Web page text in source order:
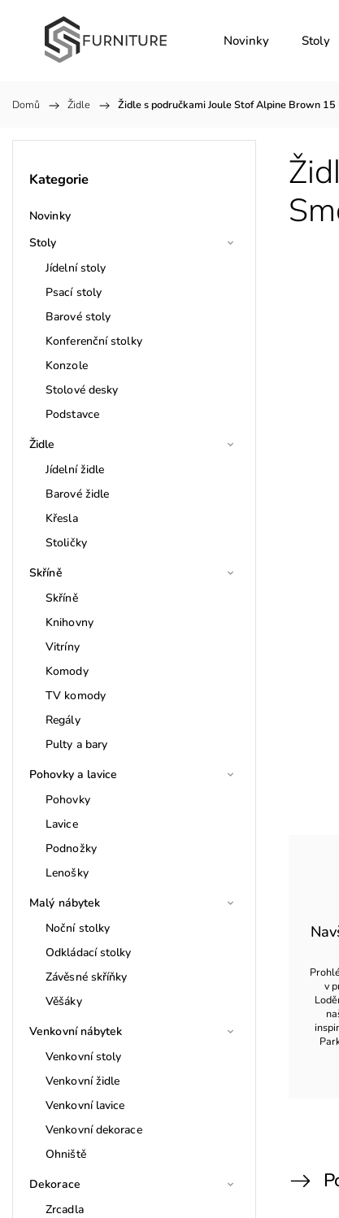
Novinky Stoly
Domů / Židle / Židle s područkami Joule Stof Alpine Brown
Kategorie
Novinky
Stoly
Jídelní stoly
Psací stoly
Barové stoly
Konferenční stolky
Konzole
Stolové desky
Podstavce
Židle
Jídelní židle
Barové židle
Křesla
Stoličky
Skříně
Skříně
Knihovny
Vitríny
Komody
TV komody
Regály
Pulty a bary
Pohovky a lavice
Pohovky
Lavice
Podnožky
Lenošky
Malý nábytek
Noční stolky
Odkládací stolky
Závěsné skříňky
Věšáky
Venkovní nábytek
Venkovní stoly
Venkovní židle
Venkovní lavice
Venkovní dekorace
Ohniště
Dekorace
Zrcadla
v